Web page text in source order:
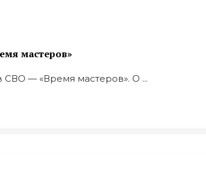
мастеров»
— «Время мастеров». О ...